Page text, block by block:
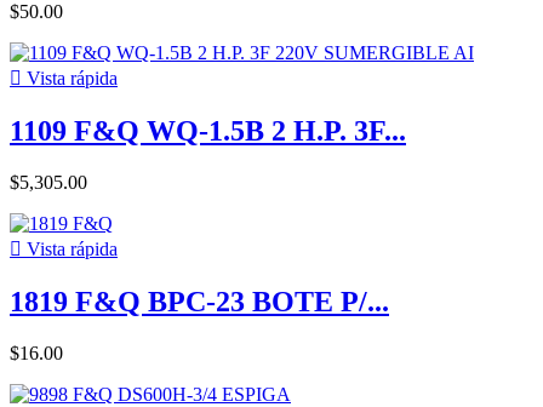
$50.00
 Vista rápida
1109 F&Q WQ-1.5B 2 H.P. 3F...
$5,305.00
 Vista rápida
1819 F&Q BPC-23 BOTE P/...
$16.00